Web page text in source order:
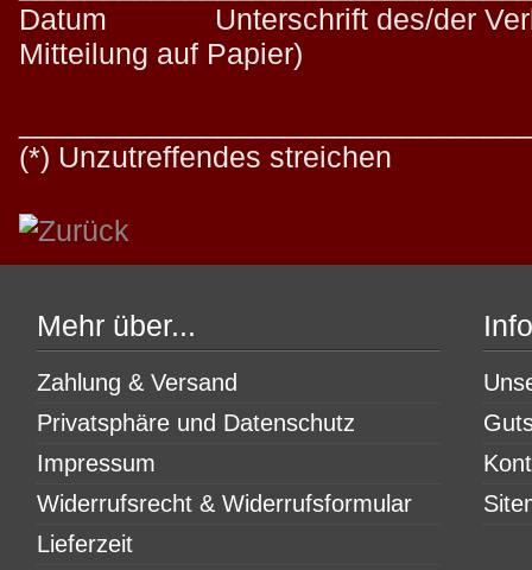
Datum Unterschrift des/der
Mitteilung auf Papier)
(*) Unzutreffendes streichen
Mehr über...
Zahlung & Versand
Privatsphäre und Datenschutz
Impressum
Widerrufsrecht & Widerrufsformular
Lieferzeit